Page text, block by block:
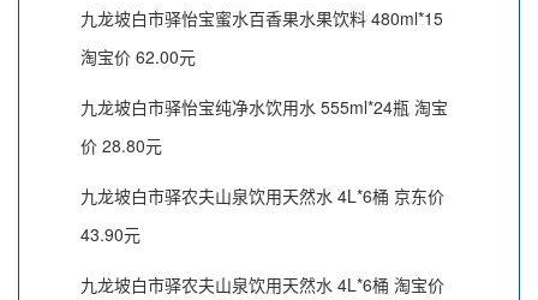
九龙坡白市驿怡宝蜜水百香果水果饮料 480ml*15
淘宝价 62.00元
九龙坡白市驿怡宝纯净水饮用水 555ml*24瓶 淘宝
价 28.80元
九龙坡白市驿农夫山泉饮用天然水 4L*6桶 京东价
43.90元
九龙坡白市驿农夫山泉饮用天然水 4L*6桶 淘宝价